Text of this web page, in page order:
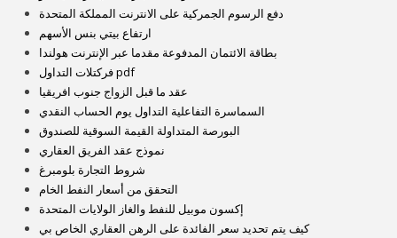
دفع الرسوم الجمركية على الانترنت المملكة المتحدة
ارتفاع بيتي بنس الأسهم
بطاقة الائتمان المدفوعة مقدما عبر الإنترنت هولندا
فركتلات التداول pdf
عقد ما قبل الزواج جنوب افريقيا
السماسرة التفاعلية التداول يوم الحساب النقدي
البورصة المتداولة القيمة السوقية للصندوق
نموذج عقد الفريق العقاري
شروط التجارة بلومبرغ
التحقق من أسعار النفط الخام
إكسون موبيل للنفط والغاز الولايات المتحدة
كيف يتم تحديد سعر الفائدة على الرهن العقاري الخاص بي